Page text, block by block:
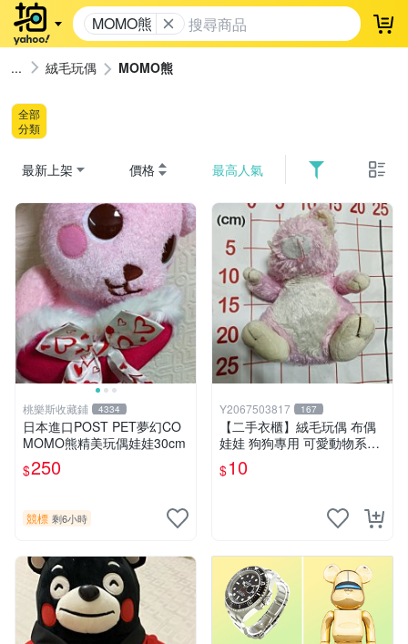
MOMO熊 登
絨毛玩偶 MOMO熊
全部
分類
最新上架 價格 最高人氣
桃樂斯收藏鋪 4334
日本進口POST PET夢幻CO
MOMO熊精美玩偶娃娃30cm
$250
競標 剩6小時
Y2067503817 167
【二手衣櫃】絨毛玩偶 布偶
娃娃 狗狗專用 可愛動物系列
耐咬耐磨玩具 玩偶 粉紅熊寵
物玩具 1120929
$10